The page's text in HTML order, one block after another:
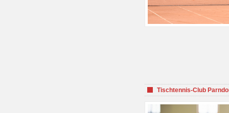
Tischtennis-Club